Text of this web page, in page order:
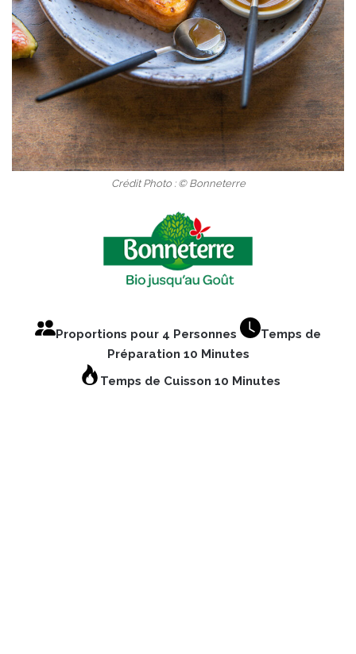
Crédit Photo : © Bonneterre
Proportions pour 4 Personnes
Temps de
Préparation 10 Minutes
Temps de Cuisson 10 Minutes